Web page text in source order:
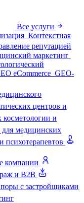
Все услуги
Контекстная
репутацией
маркетинг
eCommerce GEO-
центров и
и
медицинских
психотерапевтов
компании
и B2B
с застройщиками